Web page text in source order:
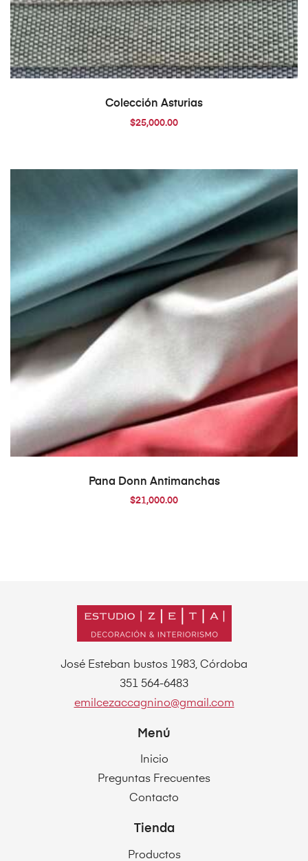
AÑADIR AL CARRITO
Colección Asturias
$25,000.00
AÑADIR AL CARRITO
Pana Donn Antimanchas
$21,000.00
José Esteban bustos 1983, Córdoba
351 564-6483
emilcezaccagnino@gmail.com
Menú
Inicio
Preguntas Frecuentes
Contacto
Tienda
Productos